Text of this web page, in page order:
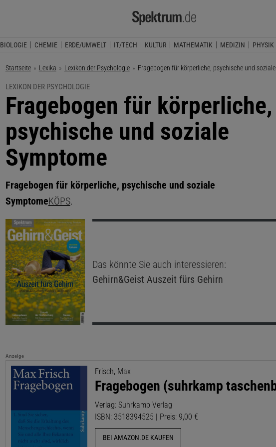
BIOLOGIE CHEMIE ERDE/UMWELT IT/TECH KULTUR MATHEMATIK MEDIZIN PHYSIK
Startseite Lexika Lexikon der Psychologie Aktuelle Seite:
Fragebogen für körperliche, psychische und
LEXIKON DER PSYCHOLOGIE
:
Fragebogen für körperliche,
psychische und soziale
Symptome
Fragebogen für körperliche, psychische und soziale
SymptomeKÖPS.
Das könnte Sie auch interessieren:
Gehirn&Geist Auszeit fürs Gehirn
Anzeige
Frisch, Max
Fragebogen (suhrkamp
Verlag: Suhrkamp Verlag
ISBN: 3518394525 | Preis: 9,00 €
BEI AMAZON.DE KAUFEN